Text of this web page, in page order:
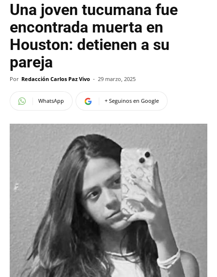
Una joven tucumana fue
encontrada muerta en
Houston: detienen a su
pareja
Por Redacción Carlos Paz Vivo - 29 marzo, 2025
WhatsApp + Seguinos en Google